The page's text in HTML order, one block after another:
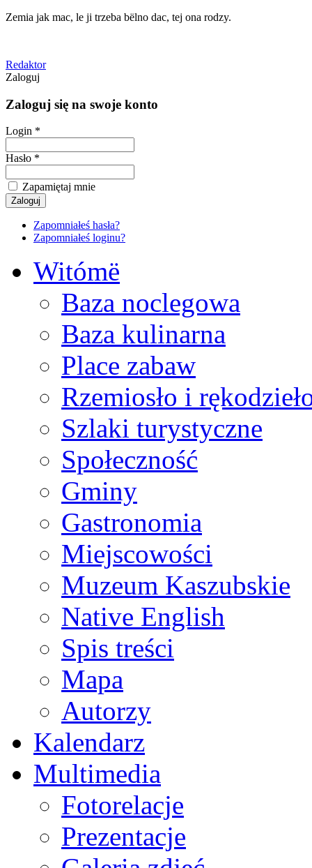
Zemia jak mac, le ji trzeba bëlno dac, tej ona rodzy.
Redaktor
Zaloguj
Zaloguj się na swoje konto
Login *
Hasło *
Zapamiętaj mnie
Zapomniałeś hasła?
Zapomniałeś loginu?
Witómë
Baza noclegowa
Baza kulinarna
Place zabaw
Rzemiosło i
Szlaki turystyczne
Społeczność
Gminy
Gastronomia
Miejscowości
Muzeum Kaszubskie
Native English
Spis treści
Mapa
Autorzy
Kalendarz
Multimedia
Fotorelacje
Prezentacje